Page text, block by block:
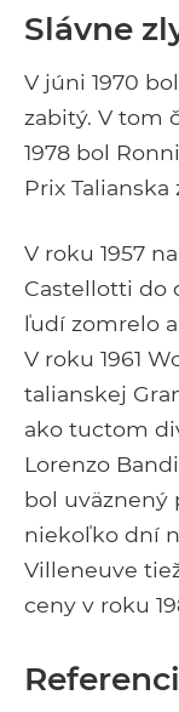
Slávne
V júni 1970
zabitý. V tom
1978 bol
Prix Talianska
V roku 1957
Castellotti do
ľudí zomrelo
V roku 1961
talianskej
ako tuctom
Lorenzo
bol uväznený
niekoľko dní
Villeneuve
ceny v roku